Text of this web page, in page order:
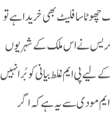
سا فلیٹ بھی خریدا ہے تو
نے اس ملک کے شہریوں
پی ایم غلط بیانی کو بُرا نہیں
ایم مودی سے یہ ہے کہ اگر